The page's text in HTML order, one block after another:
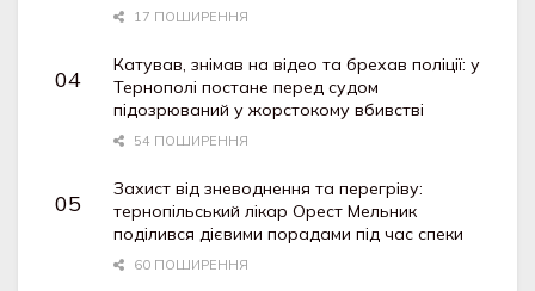
17 ПОШИРЕННЯ
Катував, знімав на відео та брехав поліції: у
Тернополі постане перед судом
підозрюваний у жорстокому вбивстві
54 ПОШИРЕННЯ
Захист від зневоднення та перегріву:
тернопільський лікар Орест Мельник
поділився дієвими порадами під час спеки
60 ПОШИРЕННЯ